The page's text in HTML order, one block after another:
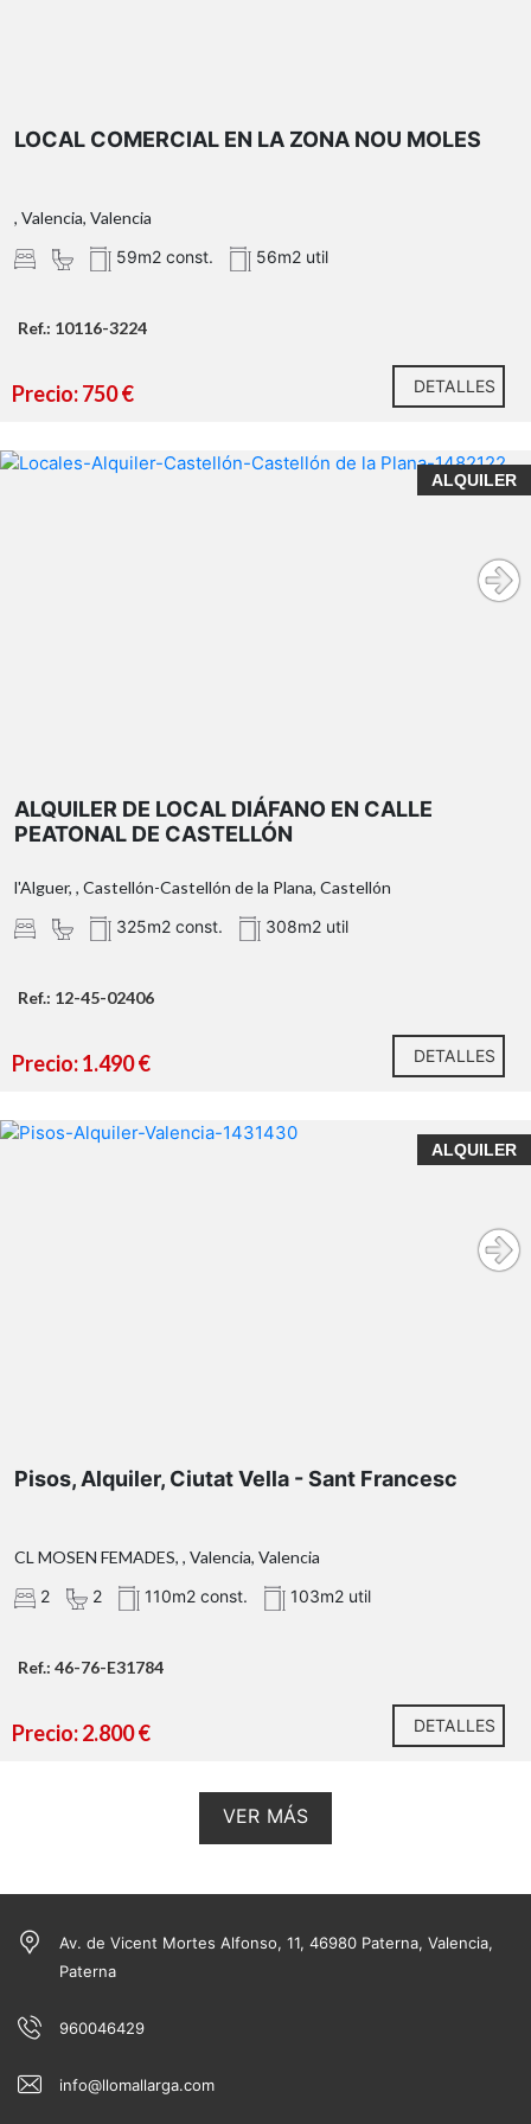
Paterna
LOCAL COMERCIAL EN LA ZONA NOU MOLES
, Valencia, Valencia
59m2 const.
56m2 util
Ref.: 10116-3224
Precio: 750 € DETALLES
ALQUILER
ALQUILER DE LOCAL DIÁFANO EN CALLE
PEATONAL DE CASTELLÓN
l'Alguer, , Castellón-Castellón de la Plana, Castellón
325m2 const.
308m2 util
Ref.: 12-45-02406
Precio: 1.490 € DETALLES
ALQUILER
Pisos, Alquiler, Ciutat Vella - Sant Francesc
CL MOSEN FEMADES, , Valencia, Valencia
2
2 110m2 const. 103m2 util
Ref.: 46-76-E31784
Precio: 2.800 € DETALLES
VER MÁS
Av. de Vicent Mortes Alfonso, 11, 46980 Paterna, Valencia,
Paterna
960046429
info@llomallarga.com